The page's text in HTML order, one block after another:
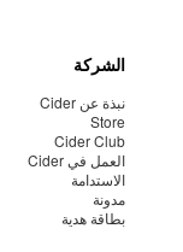
الشركة
نبذة عن Cider
Store
Cider Club
العمل في Cider
الاستدامة
مدونة
بطاقة هدية